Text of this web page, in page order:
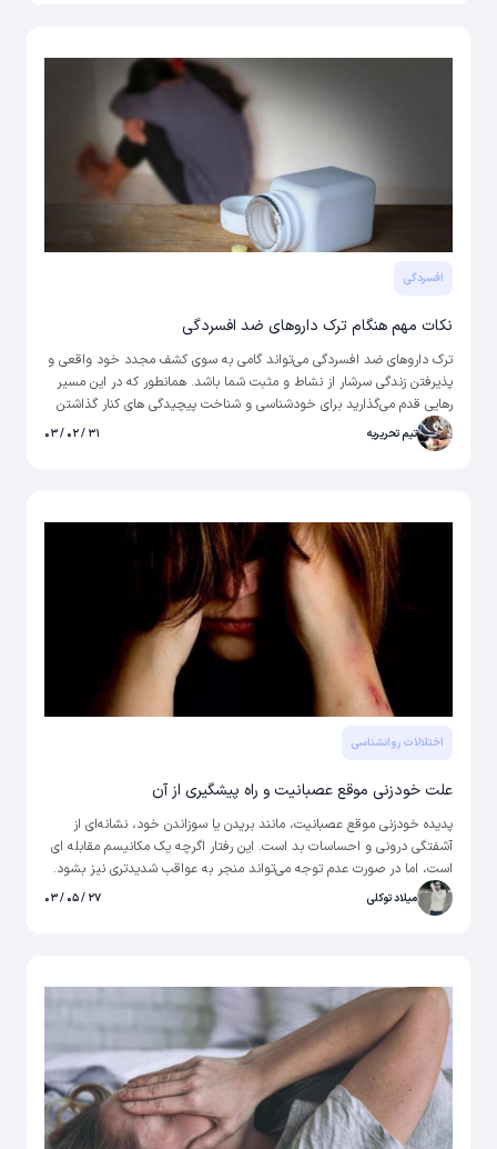
افسردگی
نکات مهم هنگام ترک داروهای ضد افسردگی
ترک داروهای ضد افسردگی می‌تواند گامی به سوی کشف مجدد خود واقعی و
پذیرفتن زندگی سرشار از نشاط و مثبت شما باشد. همانطور که در این مسیر
رهایی قدم می‌گذارید برای خودشناسی و شناخت پیچیدگی های کنار گذاشتن
داروهای ضد افسردگی با روانپزشک آنلاین در ارتباط باشید و بهترین راهکارها را
از او دریافت کنید. اکنون بیایید با خواندن برخی نکات لازم، سفری را به سوی
تیم تحریریه ۳۱ / ۰۲ / ۰۳
اختلالات روانشناسی
علت خودزنی موقع عصبانیت و راه پیشگیری از آن
پدیده خودزنی موقع عصبانیت، مانند بریدن یا سوزاندن خود، نشانه‌ای از
آشفتگی درونی و احساسات بد است. این رفتار اگرچه یک مکانیسم مقابله ای
است، اما در صورت عدم توجه می‌تواند منجر به عواقب شدیدتری نیز بشود.
اگر درگیر هر نوع خودآزاری یا افکار خودخودزنی هستید و یا فرزندتان با این
مشکل مواجه است، حتما این مقاله را مطالعه و با علت خودزنی موقع
میلاد توکلی ۲۷ / ۰۵ / ۰۳